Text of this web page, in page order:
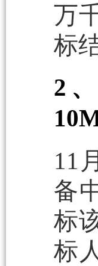
万
标
2
11
备
标
标